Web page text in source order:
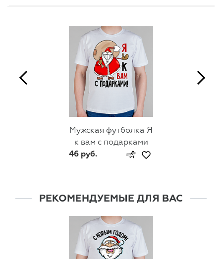
Мужская футболка Я
к вам с подарками
46 руб.
РЕКОМЕНДУЕМЫЕ ДЛЯ ВАС